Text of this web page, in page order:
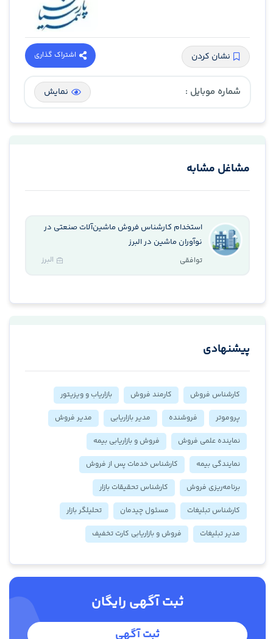
نشان کردن اشتراک گذاری
شماره موبایل : نمایش
مشاغل مشابه
استخدام کارشناس فروش ماشین‌آلات صنعتی در
نوآوران ماشین در البرز
توافقی البرز
پیشنهادی
کارشناس فروش کارمند فروش
بازاریاب و ویزیتور
پروموتر
فروشنده مدیر بازاریابی
مدیر فروش
نماینده علمی فروش
فروش و بازاریابی بیمه
نمایندگی بیمه
کارشناس خدمات پس از فروش
برنامه‌ریزی فروش
کارشناس تحقیقات بازار
کارشناس تبلیغات
مسئول چیدمان
تحلیلگر بازار
مدیر تبلیغات
فروش و بازاریابی کارت تخفیف
ثبت آگهی رایگان
ثبت آگهی